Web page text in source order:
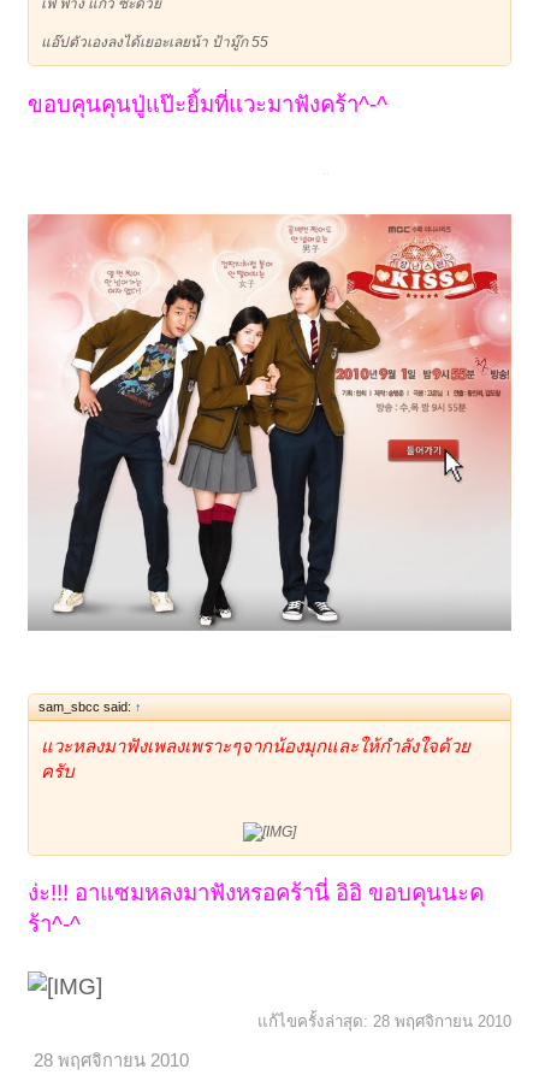
เฟ ฟาง แก้ว ซะด้วย
แอ๊ปตัวเองลงได้เยอะเลยน้า ป้ามู๊ก 55
ขอบคุนคุนปู่แป๊ะยิ้มที่แวะมาฟังคร้า^-^
sam_sbcc said: ↑
แวะหลงมาฟังเพลงเพราะๆจากน้องมุกและให้กำลังใจด้วย
ครับ
ง่ะ!!! อาแซมหลงมาฟังหรอคร้านี่ อิอิ ขอบคุนนะค
ร้า^-^
แก้ไขครั้งล่าสุด: 28 พฤศจิกายน 2010
28 พฤศจิกายน 2010